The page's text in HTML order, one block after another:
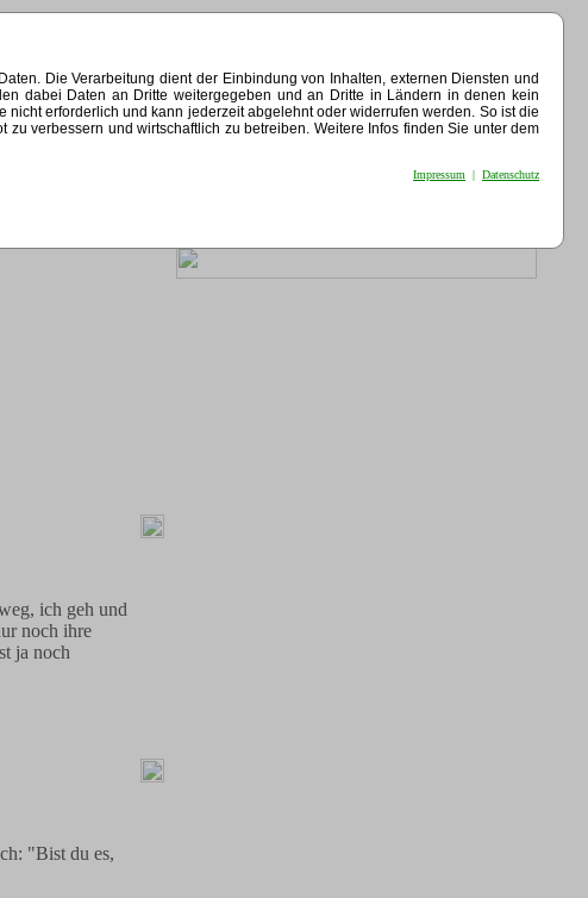
Die Verarbeitung dient der Einbindung von Inhalten, externen Diensten und
dabei Daten an Dritte weitergegeben und an Dritte in Ländern in denen kein
erforderlich und kann jederzeit abgelehnt oder widerrufen werden. So ist die
verbessern und wirtschaftlich zu betreiben. Weitere Infos finden Sie unter dem
Impressum | Datenschutz
ich geh und
noch ihre
ja noch
"Bist du es,